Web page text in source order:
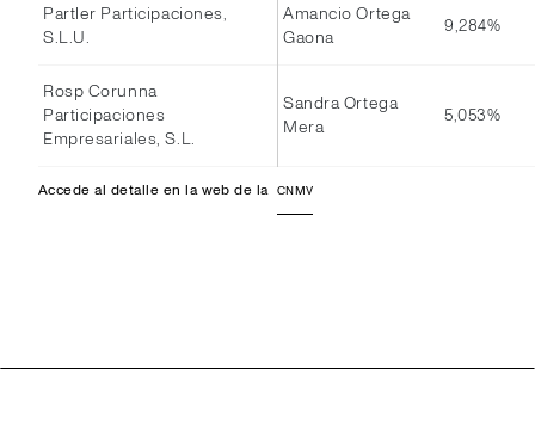
Partler Participaciones,
S.L.U.
Amancio Ortega
Gaona
9,284%
Rosp Corunna
Participaciones
Empresariales, S.L.
Sandra Ortega
Mera
5,053%
Accede al detalle en la web de la CNMV